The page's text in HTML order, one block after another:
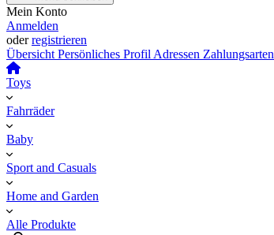
Mein Konto
Anmelden
oderregistrieren
Übersicht Persönliches Profil Adressen Zahlungsarten
Toys
Fahrräder
Baby
Sport and Casuals
Home and Garden
Alle Produkte